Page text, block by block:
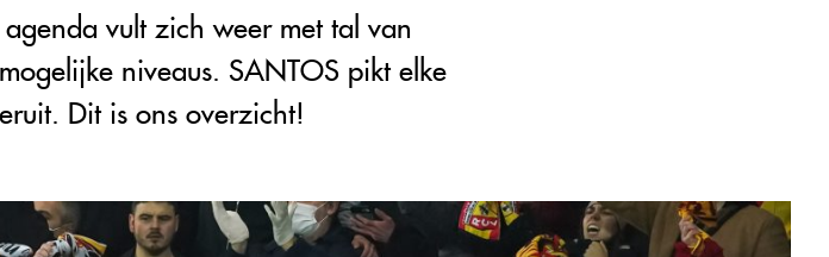
vult zich weer met tal van
niveaus. SANTOS pikt elke
Dit is ons overzicht!